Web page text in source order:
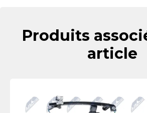
Produits
article